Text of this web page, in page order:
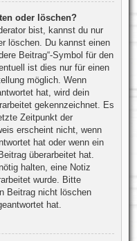
oder löschen?
bist, kannst du nur
löschen. Du kannst einen
Beitrag“-Symbol für den
ist dies nur für einen
möglich. Wenn
hat, wird dein
gekennzeichnet. Es
Zeitpunkt der
erscheint nicht, wenn
hat oder wenn ein
überarbeitet hat.
halten, eine Notiz
wurde. Bitte
Beitrag nicht löschen
hat.